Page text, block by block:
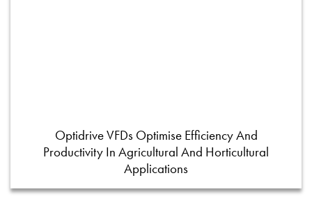
Optidrive VFDs Optimise Efficiency And
Productivity In Agricultural And Horticultural
Applications